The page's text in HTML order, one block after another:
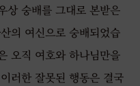
상 숭배를 그대로 본받은
의 여신으로 숭배되었습
오직 여호와 하나님만을
러한 잘못된 행동은 결국